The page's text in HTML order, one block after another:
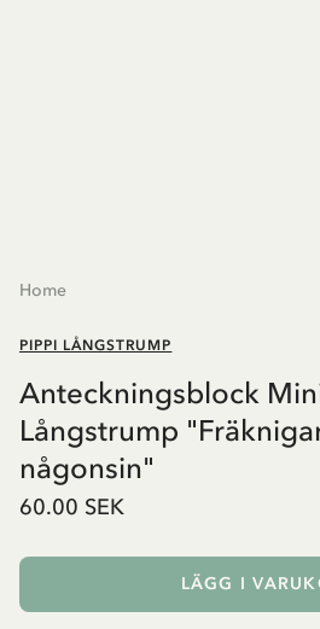
Home
PIPPI LÅNGSTRUMP
Anteckningsblock
Långstrump
någonsin"
60.00 SEK
LÄGG I